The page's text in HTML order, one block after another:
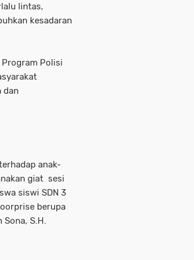
lintas,
kesadaran
Polisi
dan
anak-
giat sesi
siswi SDN 3
berupa
S.H.